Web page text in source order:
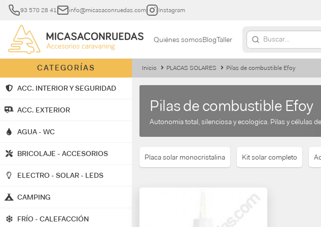
93 570 28 41 info@micasaconruedas.com Instagram
Quiénes somosBlogTaller
CATEGORÍAS
ACC. INTERIOR Y SEGURIDAD
ACC. EXTERIOR
AGUA - WC
BRICOLAJE - ACCESORIOS
ELECTRO - SOLAR - LEDS
CAMPING
FRÍO - CALEFACCIÓN
Inicio PLACAS SOLARES Pilas de combustible Efoy
Pilas de combustible Efoy
Autonomia total, silenciosa y ecologica. Pilas y células
Placa solar monocristalina Kit solar completo